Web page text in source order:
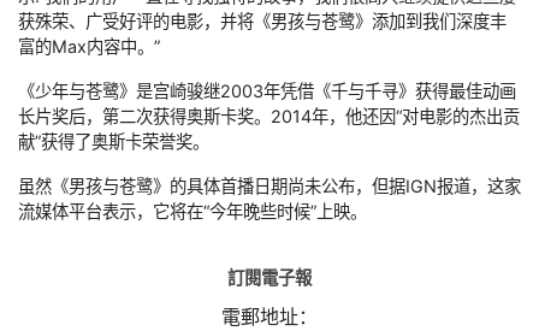
获殊荣、广受好评的电影，并将《男孩与苍鹭》添加到我们深度丰
富的Max内容中。”
《少年与苍鹭》是宫崎骏继2003年凭借《千与千寻》获得最佳动画
长片奖后，第二次获得奥斯卡奖。2014年，他还因“对电影的杰出贡
献”获得了奥斯卡荣誉奖。
虽然《男孩与苍鹭》的具体首播日期尚未公布，但据IGN报道，这家
流媒体平台表示，它将在“今年晚些时候”上映。
訂閱電子報
電郵地址：